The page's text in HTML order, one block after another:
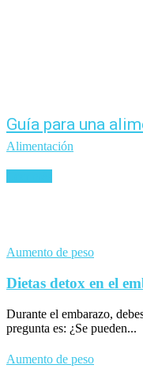
Guía para una
Alimentación
Aumento de peso
Dietas detox en el
Durante el embarazo,
pregunta es: ¿Se pueden...
Aumento de peso